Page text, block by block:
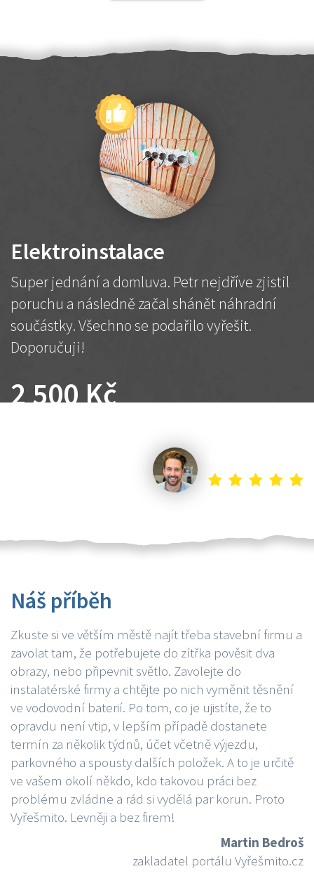
Elektroinstalace
Super jednání a domluva. Petr nejdříve zjistil
poruchu a následně začal shánět náhradní
součástky. Všechno se podařilo vyřešit.
Doporučuji!
2 500 Kč
Náš příběh
Zkuste si ve větším městě najít třeba stavební firmu a
zavolat tam, že potřebujete do zítřka pověsit dva
obrazy, nebo připevnit světlo. Zavolejte do
instalatérské firmy a chtějte po nich vyměnit těsnění
ve vodovodní baterií. Po tom, co je ujistíte, že to
opravdu není vtip, v lepším případě dostanete
termín za několik týdnů, účet včetně výjezdu,
parkovného a spousty dalších položek. A to je určitě
ve vašem okolí někdo, kdo takovou práci bez
problému zvládne a rád si vydělá par korun. Proto
Vyřešmito. Levněji a bez firem!
Martin Bedroš
zakladatel portálu Vyřešmito.cz